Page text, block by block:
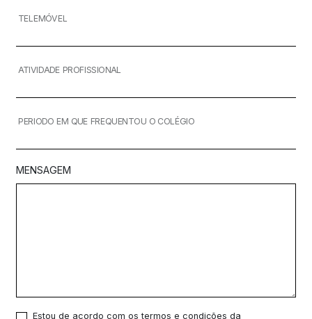
TELEMÓVEL
ATIVIDADE PROFISSIONAL
PERIODO EM QUE FREQUENTOU O COLÉGIO
MENSAGEM
Estou de acordo com os termos e condições da